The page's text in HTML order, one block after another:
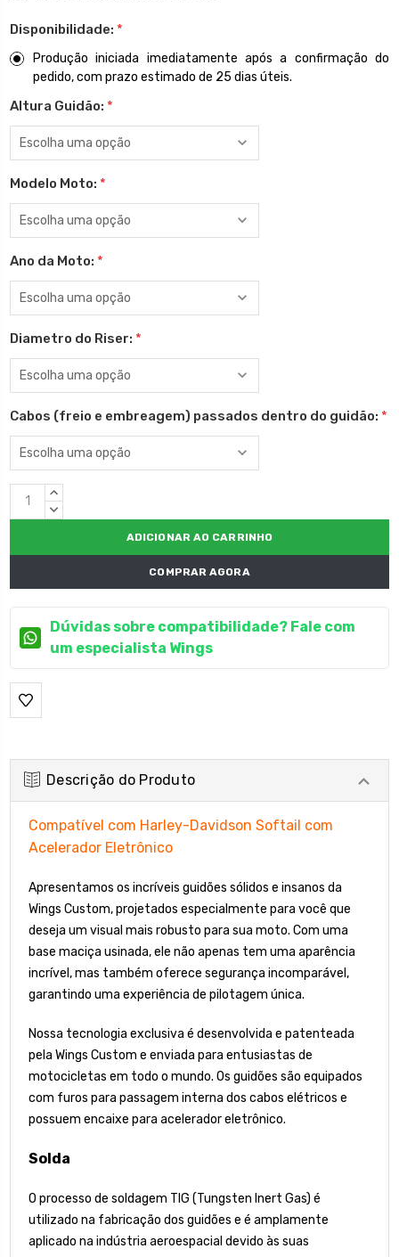
Disponibilidade: *
Produção iniciada imediatamente após a confirmação do
pedido, com prazo estimado de 25 dias úteis.
Altura Guidão: *
Modelo Moto: *
Ano da Moto: *
Diametro do Riser: *
Cabos (freio e embreagem) passados dentro do guidão: *
EstoqueQUANTIDADE
CRESCENTE:
QUANTIDADE
COMPRAR AGORA
Dúvidas sobre compatibilidade? Fale com
um especialista Wings
Descrição do Produto
Compatível com Harley-Davidson Softail com
Acelerador Eletrônico
Apresentamos os incríveis guidões sólidos e insanos da
Wings Custom, projetados especialmente para você que
deseja um visual mais robusto para sua moto. Com uma
base maciça usinada, ele não apenas tem uma aparência
incrível, mas também oferece segurança incomparável,
garantindo uma experiência de pilotagem única.
Nossa tecnologia exclusiva é desenvolvida e patenteada
pela Wings Custom e enviada para entusiastas de
motocicletas em todo o mundo. Os guidões são equipados
com furos para passagem interna dos cabos elétricos e
possuem encaixe para acelerador eletrônico.
Solda
O processo de soldagem TIG (Tungsten Inert Gas) é
utilizado na fabricação dos guidões e é amplamente
aplicado na indústria aeroespacial devido às suas